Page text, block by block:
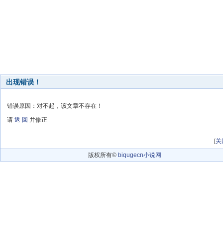
出现错误！
错误原因：对不起，该文章不存在！
请 返 回 并修正
[关
版权所有© biqugecn小说网